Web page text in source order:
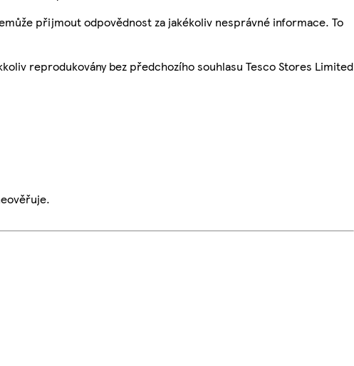
přijmout odpovědnost za jakékoliv nesprávné informace. To
reprodukovány bez předchozího souhlasu Tesco Stores Limited